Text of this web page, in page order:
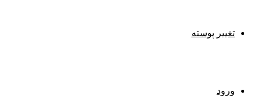
تغییر پوسته
ورود